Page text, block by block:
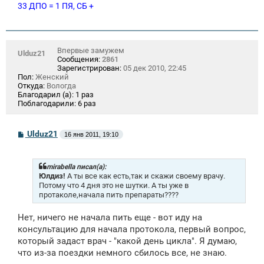
33 ДПО = 1 ПЯ, СБ +
Ulduz21
Впервые замужем
Сообщения: 2861
Зарегистрирован: 05 дек 2010, 22:45
Пол: Женский
Откуда: Вологда
Благодарил (а): 1 раз
Поблагодарили: 6 раз
С
о
Ulduz21 16 янв 2011, 19:10
mirabella писал(а):
Юлдиз! А ты все как есть,так и скажи своему врачу.
Потому что 4 дня это не шутки. А ты уже в
протаколе,начала пить препараты????
Нет, ничего не начала пить еще - вот иду на
консультацию для начала протокола, первый вопрос,
который задаст врач - "какой день цикла". Я думаю,
что из-за поездки немного сбилось все, не знаю.